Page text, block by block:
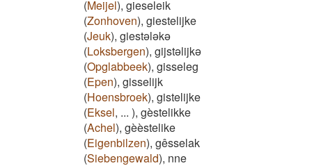
(Meijel), gieseleik
(Zonhoven), giestelijke
(Jeuk), giestələkə
(Loksbergen), gijstəlijkə
(Opglabbeek), gisseleg
(Epen), gisselijk
(Hoensbroek), gistelijke
(Eksel, ... ), gèstelikke
(Achel), gèèstelike
(Eigenbilzen), gêsselak
(Siebengewald), nne